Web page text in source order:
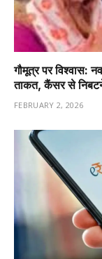
गौमूत्र पर विश्वास:
ताकत, कैंसर से
FEBRUARY 2, 2026